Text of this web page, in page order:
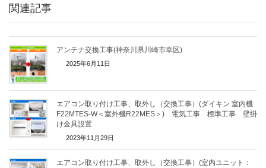
関連記事
アンテナ交換工事(神奈川県川崎市幸区)
2025年6月11日
エアコン取り付け工事、取外し（交換工事）(ダイキン 室内機
F22MTES-W＜室外機R22MES＞) 電気工事 標準工事 壁掛
け金具設置
2023年11月29日
エアコン取り付け工事、取外し（交換工事）(室内ユニット：